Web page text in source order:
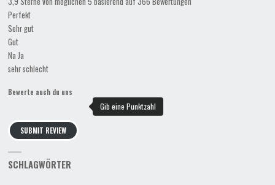
Perfekt
Sehr gut
Gut
Na Ja
sehr schlecht
Bewerte auch du uns
SUBMIT REVIEW
SCHLAGWÖRTER